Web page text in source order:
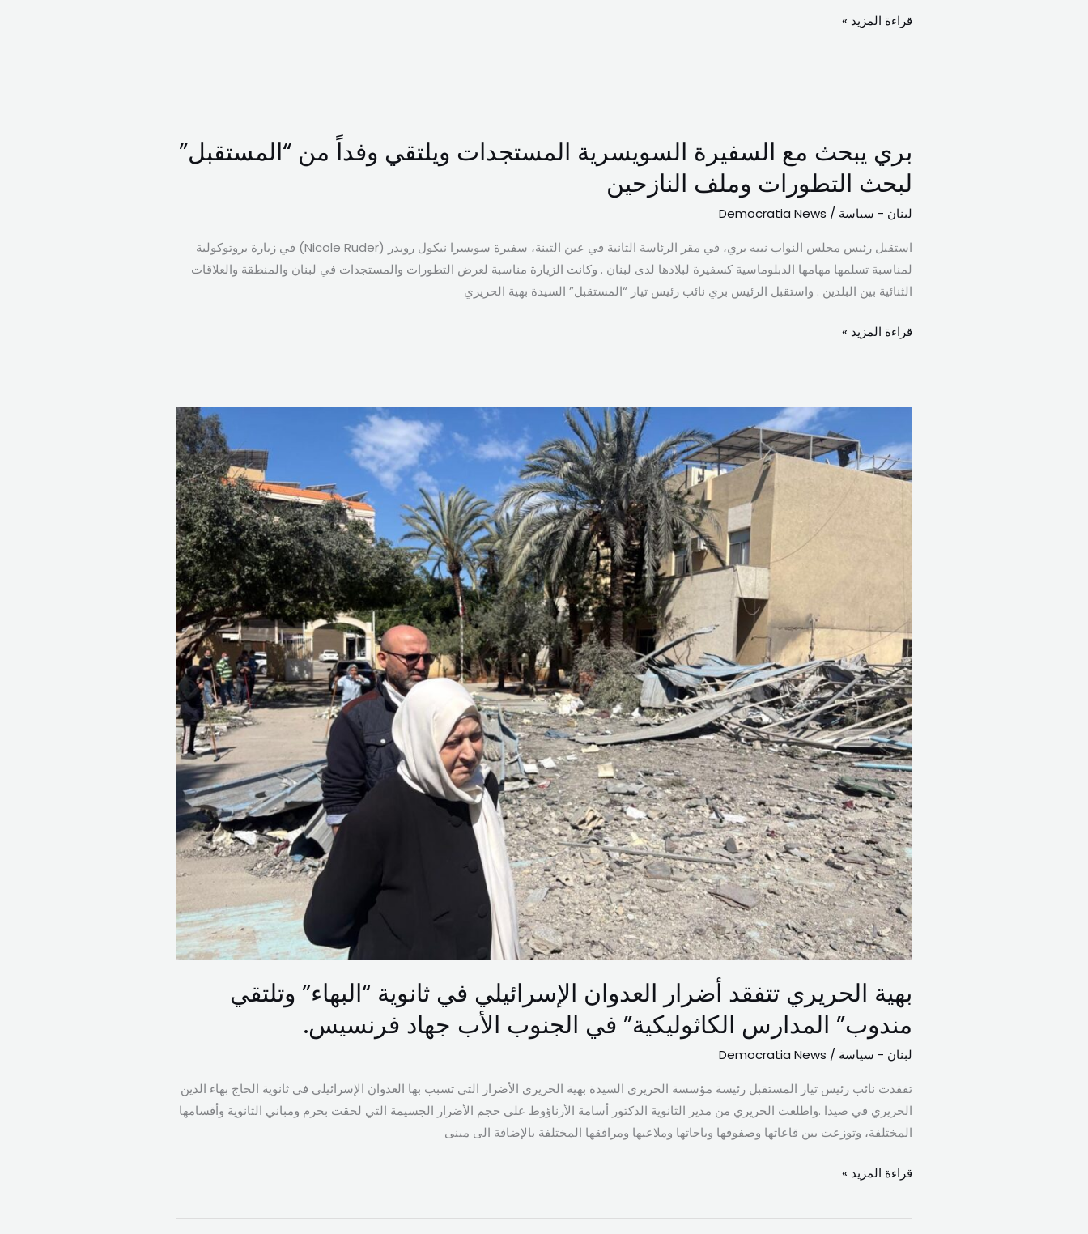
قراءة المزيد »
بري يبحث مع السفيرة السويسرية المستجدات ويلتقي وفداً من “المستقبل”
لبحث التطورات وملف النازحين
لبنان - سياسة /
Democratia News
استقبل رئيس مجلس النواب نبيه بري، في مقر الرئاسة الثانية في عين التينة، سفيرة سويسرا نيكول رويدر (Nicole Ruder) في زيارة بروتوكولية
لمناسبة تسلمها مهامها الدبلوماسية كسفيرة لبلادها لدى لبنان . وكانت الزيارة مناسبة لعرض التطورات والمستجدات في لبنان والمنطقة والعلاقات
الثنائية بين البلدين . واستقبل الرئيس بري نائب رئيس تيار “المستقبل” السيدة بهية الحريري
مع
السفيرة
السويسرية
المستجدات
ويلتقي
وفداً
من
“المستقبل”
لبحث
قراءة المزيد »
بهية الحريري تتفقد أضرار العدوان الإسرائيلي في ثانوية “البهاء” وتلتقي
مندوب” المدارس الكاثوليكية” في الجنوب الأب جهاد فرنسيس.
لبنان - سياسة /
Democratia News
تفقدت نائب رئيس تيار المستقبل رئيسة مؤسسة الحريري السيدة بهية الحريري الأضرار التي تسبب بها العدوان الإسرائيلي في ثانوية الحاج بهاء الدين
الحريري في صيدا .واطلعت الحريري من مدير الثانوية الدكتور أسامة الأرناؤوط على حجم الأضرار الجسيمة التي لحقت بحرم ومباني الثانوية وأقسامها
المختلفة، وتوزعت بين قاعاتها وصفوفها وباحاتها وملاعبها ومرافقها المختلفة بالإضافة الى مبنى
الحريري
تتفقد
أضرار
العدوان
وتلتقي
مندوب”
المدارس
الكاثوليكية”
في
الجنوب
الأب
جهاد
فرنسيس.
قراءة المزيد »